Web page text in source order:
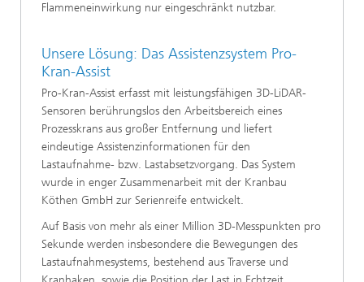
Flammeneinwirkung nur eingeschränkt nutzbar.
Unsere Lösung: Das Assistenzsystem Pro-
Kran-Assist
Pro-Kran-Assist erfasst mit leistungsfähigen 3D-LiDAR-
Sensoren berührungslos den Arbeitsbereich eines
Prozesskrans aus großer Entfernung und liefert
eindeutige Assistenzinformationen für den
Lastaufnahme- bzw. Lastabsetzvorgang. Das System
wurde in enger Zusammenarbeit mit der Kranbau
Köthen GmbH zur Serienreife entwickelt.
Auf Basis von mehr als einer Million 3D-Messpunkten pro
Sekunde werden insbesondere die Bewegungen des
Lastaufnahmesystems, bestehend aus Traverse und